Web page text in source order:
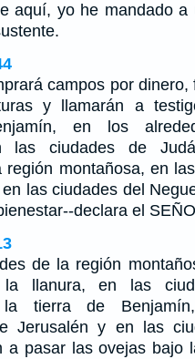
aquí, yo he mandado a
campos por dinero,
y llamarán a
en los
las ciudades de
región montañosa, en
las ciudades del
declara el
de la región
llanura, en las
la tierra de
Jerusalén y en las
a pasar las ovejas bajo